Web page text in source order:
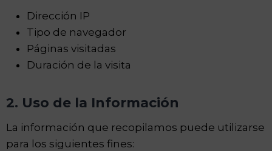
Dirección IP
Tipo de navegador
Páginas visitadas
Duración de la visita
2. Uso de la Información
La información que recopilamos puede utilizarse
para los siguientes fines: